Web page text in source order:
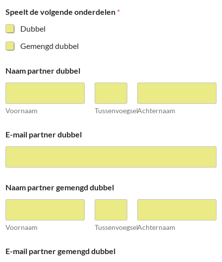
Speelt de volgende onderdelen *
Dubbel
Gemengd dubbel
Naam partner dubbel
Voornaam TussenvoegselAchternaam
E-mail partner dubbel
Naam partner gemengd dubbel
Voornaam TussenvoegselAchternaam
E-mail partner gemengd dubbel